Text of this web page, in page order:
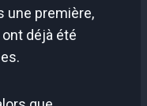
une première,
déjà été